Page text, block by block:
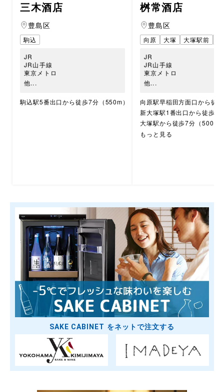
三木酒店
豊島区
駒込
JR
JR山手線
東京メトロ
他...
駒込駅5番出口から徒歩7分（550m）
桝常酒店
豊島区
向原 大塚 大塚駅前
JR
JR山手線
東京メトロ
他...
向原駅早稲田方面口から徒
新大塚駅1番出口から徒歩5
大塚駅から徒歩7分（500m
大塚駅前駅から8分（550m
もっと見る
SAKE CABINET をネットで注文する